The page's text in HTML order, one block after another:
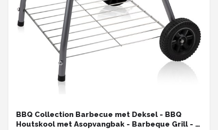
BBQ Collection Barbecue met Deksel - BBQ
Houtskool met Asopvangbak - Barbeque Grill - Ø